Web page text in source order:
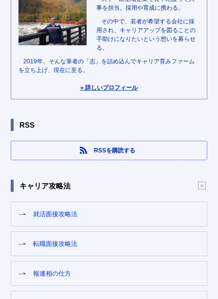
事を担当。採用や育成に携わる。
その中で、若者が希望する会社に採
用され、キャリアアップを図ることの
手助けになりたいという想いを募らせ
る。
2019年、そんな筆者の「志」を詰め込んでキャリア育みファーム
を立ち上げ、現在に至る。
» 詳しいプロフィール
RSS
RSSを購読する
キャリア攻略法
就活面接攻略法
転職面接攻略法
報連相の仕方